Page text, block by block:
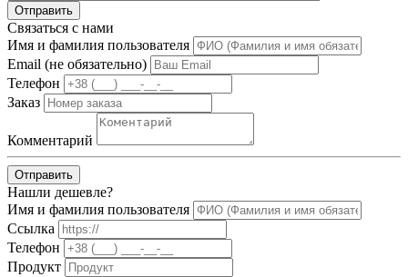
Отправить
Связаться с нами
Имя и фамилия пользователя
Email (не обязательно)
Телефон
Заказ
Комментарий
Отправить
Нашли дешевле?
Имя и фамилия пользователя
Ссылка
Телефон
Продукт